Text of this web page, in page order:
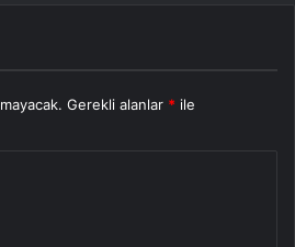
Gerekli alanlar * ile